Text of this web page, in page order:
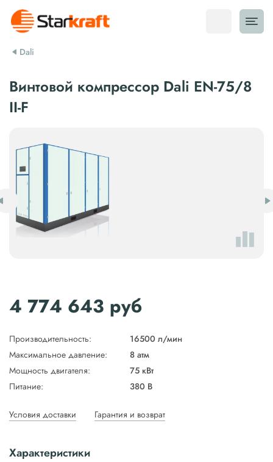
Dali
Винтовой компрессор Dali EN-75/8
II-F
4 774 643 руб
Производительность:
16500 л/мин
Максимальное давление:
8 атм
Мощность двигателя:
75 кВт
Питание:
380 В
Условия доставки Гарантия и возврат
Характеристики